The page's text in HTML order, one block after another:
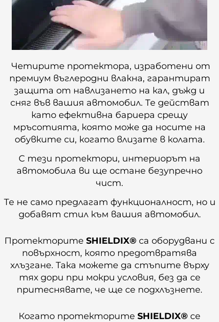
Четирите протектора, изработени от
премиум въглеродни влакна, гарантират
защита от навлизането на кал, дъжд и
сняг във вашия автомобил. Те действат
като ефективна бариера срещу
мръсотията, която може да носите на
обувките си, когато влизате в колата.
С тези протектори, интериорът на
автомобила ви ще остане безупречно
чист.
Те не само предлагат функционалност, но и
добавят стил към вашия автомобил.
Протекторите SHIELDIX® са оборудвани с
повърхност, която предотвратява
хлъзгане. Така можете да стъпите върху
тях дори при мокри условия, без да се
притеснявате, че ще се подхлъзнете.
Когато протекторите SHIELDIX® се